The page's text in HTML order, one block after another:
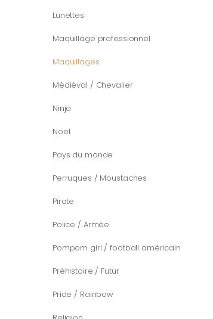
Lunettes
Maquillage professionnel
Maquillages
Médiéval / Chevalier
Ninja
Noël
Pays du monde
Perruques / Moustaches
Pirate
Police / Armée
Pompom girl / football américain
Préhistoire / Futur
Pride / Rainbow